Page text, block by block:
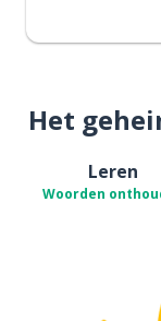
Het
Leren
Woorden